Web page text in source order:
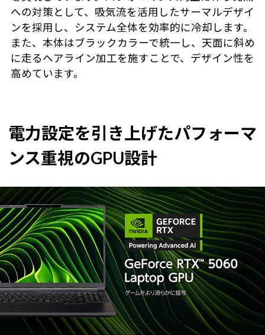
への対策として、吸気流を活用したサーマルデザイ
ンを採用し、システム全体を効率的に冷却します。
また、本体はブラックカラーで統一し、天面に斜め
に走るヘアライン加工を施すことで、デザイン性を
高めています。
電力設定を引き上げたパフォーマ
ンス重視のGPU設計